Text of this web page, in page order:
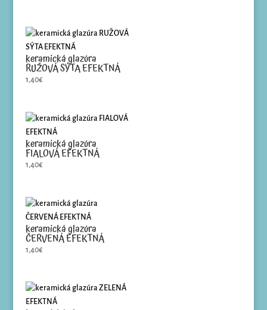
keramická glazúra
RUŽOVÁ SÝTA EFEKTNÁ
1,40€
keramická glazúra
FIALOVÁ EFEKTNÁ
1,40€
keramická glazúra
ČERVENÁ EFEKTNÁ
1,40€